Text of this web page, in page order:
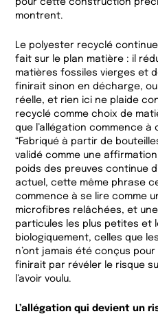
montrent.
Le polyester recyclé
fait sur le plan matière : il
matières fossiles vierges et
finirait sinon en décharge,
réelle, et rien ici ne plaide
recyclé comme choix de
que l’allégation commence à
“Fabriqué à partir de
validé comme une affirmation
poids des preuves continue
actuel, cette même phrase
commence à se lire comme
microfibres relâchées, et
particules les plus petites et
biologiquement, celles que
n’ont jamais été conçus
finirait par révéler le risque
l’avoir voulu.
L’allégation qui devient un